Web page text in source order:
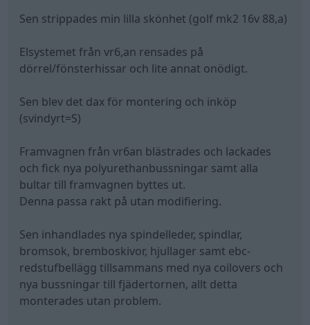
Sen strippades min lilla skönhet (golf mk2 16v 88,a)
Elsystemet från vr6,an rensades på
dörrel/fönsterhissar och lite annat onödigt.
Sen blev det dax för montering och inköp
(svindyrt=S)
Framvagnen från vr6an blästrades och lackades
och fick nya polyurethanbussningar samt alla
bultar till framvagnen byttes ut.
Denna passa rakt på utan modifiering.
Sen inhandlades nya spindelleder, spindlar,
bromsok, bremboskivor, hjullager samt ebc-
redstufbellägg tillsammans med nya coilovers och
nya bussningar till fjädertornen, allt detta
monterades utan problem.